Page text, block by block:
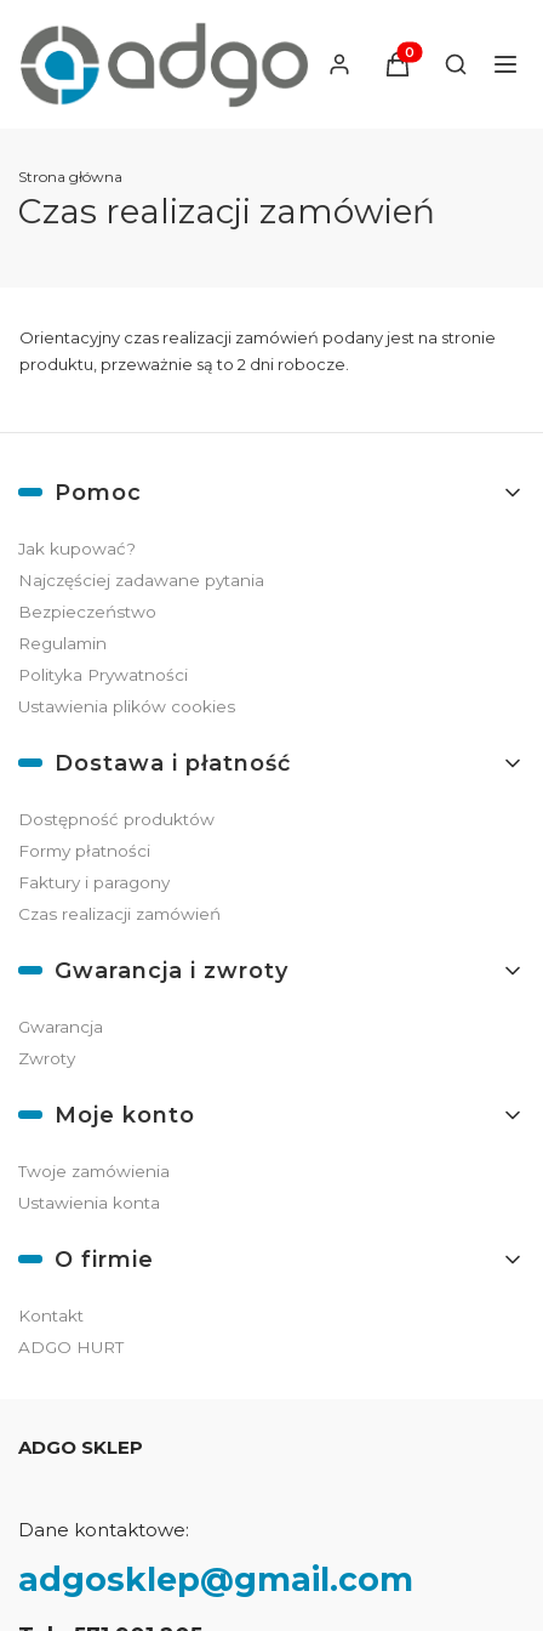
Produkty w
Otwórz
Strona główna
Czas realizacji zamówień
Orientacyjny czas realizacji zamówień podany jest na stronie
produktu, przeważnie są to 2 dni robocze.
Linki w stopce
Pomoc
Jak kupować?
Najczęściej zadawane pytania
Bezpieczeństwo
Regulamin
Polityka Prywatności
Ustawienia plików cookies
Dostawa i płatność
Dostępność produktów
Formy płatności
Faktury i paragony
Czas realizacji zamówień
Gwarancja i zwroty
Gwarancja
Zwroty
Moje konto
Twoje zamówienia
Ustawienia konta
O firmie
Kontakt
ADGO HURT
ADGO SKLEP
Dane kontaktowe:
adgosklep@gmail.com